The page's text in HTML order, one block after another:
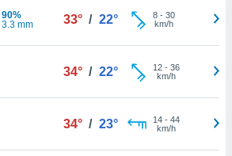
90%
3.3 mm
33° / 22° 8- 30
km/h
34° / 22° 12- 36
km/h
34° / 23° 14- 44
km/h